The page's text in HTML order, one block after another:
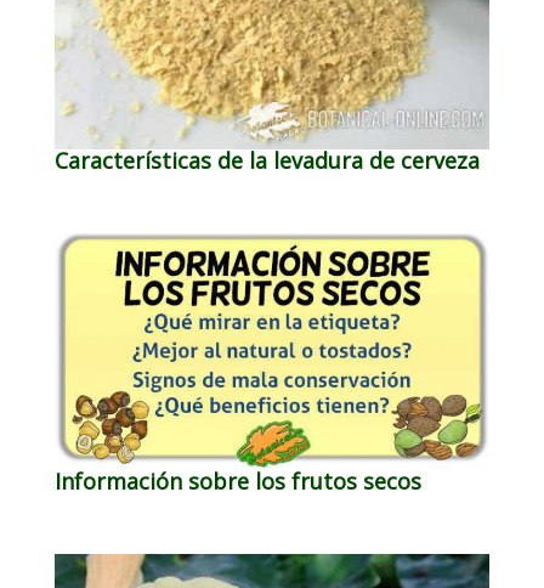
Características de la levadura de cerveza
Información sobre los frutos secos